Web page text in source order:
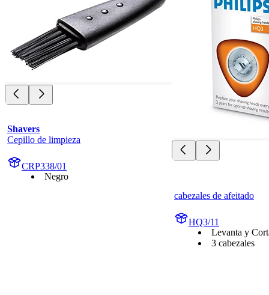
Shavers
Cepillo de limpieza
CRP338/01
Negro
cabezales de afeitado
HQ3/11
Levanta y
3 cabezales